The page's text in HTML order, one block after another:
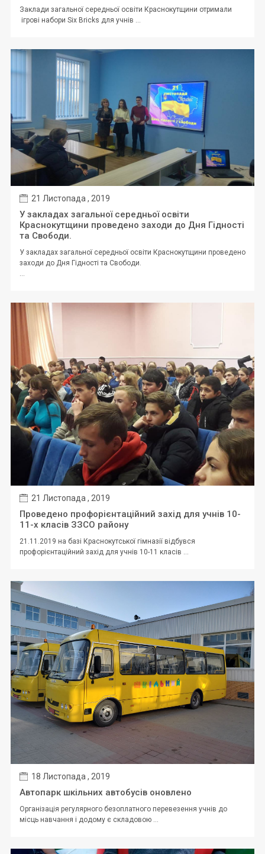
Заклади загальної середньої освіти Краснокутщини отримали
ігрові набори Six Bricks для учнів ...
21 Листопада , 2019
У закладах загальної середньої освіти
Краснокутщини проведено заходи до Дня Гідності
та Свободи.
У закладах загальної середньої освіти Краснокутщини проведено
заходи до Дня Гідності та Свободи.
...
21 Листопада , 2019
Проведено профорієнтаційний захід для учнів 10-
11-х класів ЗЗСО району
21.11.2019 на базі Краснокутської гімназії відбувся
профорієнтаційний захід для учнів 10-11 класів ...
18 Листопада , 2019
Автопарк шкільних автобусів оновлено
Організація регулярного безоплатного перевезення учнів до
місць навчання і додому є складовою ...